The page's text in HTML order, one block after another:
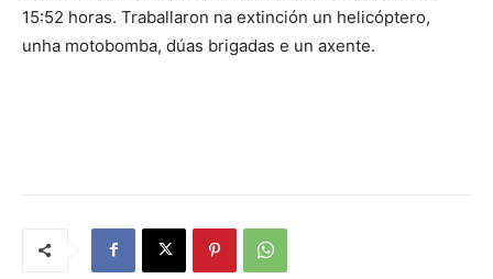
15:52 horas. Traballaron na extinción un helicóptero,
unha motobomba, dúas brigadas e un axente.